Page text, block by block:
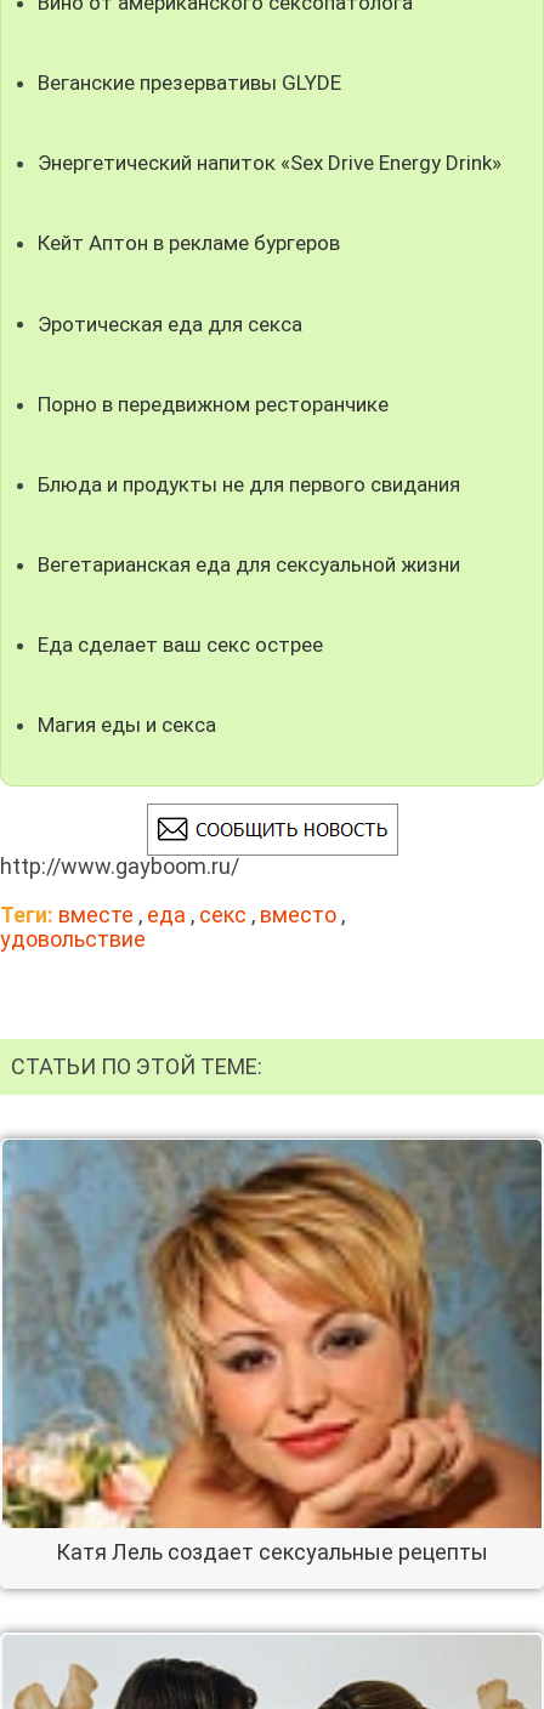
Веганские презервативы GLYDE
Энергетический напиток «Sex Drive Energy Drink»
Кейт Аптон в рекламе бургеров
Эротическая еда для секса
Порно в передвижном ресторанчике
Блюда и продукты не для первого свидания
Вегетарианская еда для сексуальной жизни
Еда сделает ваш секс острее
Магия еды и секса
http://www.gayboom.ru/
Теги: вместе , еда , секс , вместо ,
удовольствие
СТАТЬИ ПО ЭТОЙ ТЕМЕ:
Катя Лель создает сексуальные рецепты